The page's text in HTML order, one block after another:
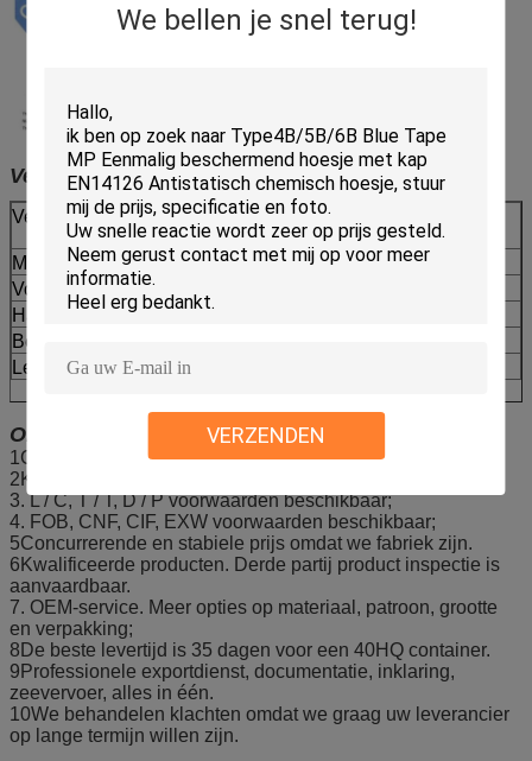
We bellen je snel terug!
VERZENDEN
Verpakking en verzending:
Verpakking
10pcs/zak, 10zakken/koffer, kan worden
aangepast door uw vereiste
MOQ
50 gevallen
Voorraad voor
Ongeveer 50 x 40'HQ/maand
Havens
Wuhan, Shanghai, Guangzhou, enz.
Betaling
Leveringstermijn6-8 weken, onderhandelbaar
Onze diensten:
1Gratis monster.
2Kleine bestelling aanvaardbaar;
3. L / C, T / T, D / P voorwaarden beschikbaar;
4. FOB, CNF, CIF, EXW voorwaarden beschikbaar;
5Concurrerende en stabiele prijs omdat we fabriek zijn.
6Kwalificeerde producten. Derde partij product inspectie is
aanvaardbaar.
7. OEM-service. Meer opties op materiaal, patroon, grootte
en verpakking;
8De beste levertijd is 35 dagen voor een 40HQ container.
9Professionele exportdienst, documentatie, inklaring,
zeevervoer, alles in één.
10We behandelen klachten omdat we graag uw leverancier
op lange termijn willen zijn.